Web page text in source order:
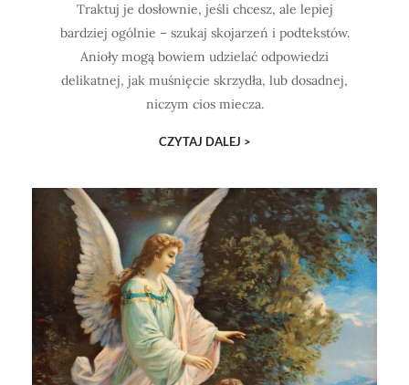
Traktuj je dosłownie, jeśli chcesz, ale lepiej
bardziej ogólnie – szukaj skojarzeń i podtekstów.
Anioły mogą bowiem udzielać odpowiedzi
delikatnej, jak muśnięcie skrzydła, lub dosadnej,
niczym cios miecza.
CZYTAJ DALEJ >